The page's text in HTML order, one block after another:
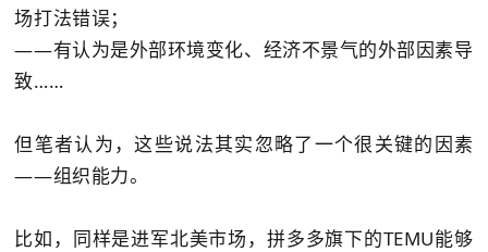
场打法错误；
——有认为是外部环境变化、经济不景气的外部因素导
致……
但笔者认为，这些说法其实忽略了一个很关键的因素
——组织能力。
比如，同样是进军北美市场，拼多多旗下的TEMU能够